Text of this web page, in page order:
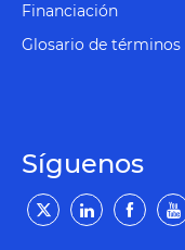
Financiación
Glosario de términos
Síguenos